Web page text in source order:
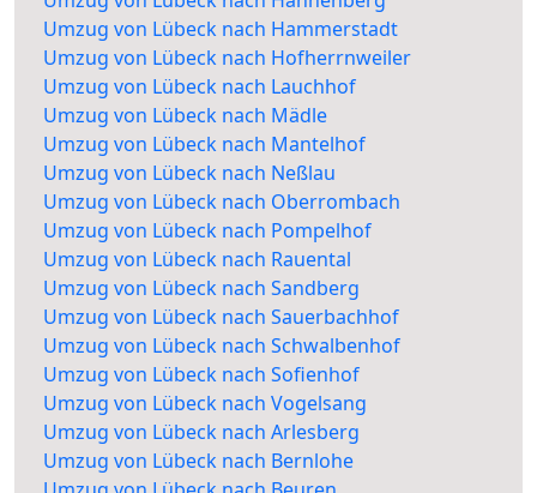
Umzug von Lübeck nach Hammerstadt
Umzug von Lübeck nach Hofherrnweiler
Umzug von Lübeck nach Lauchhof
Umzug von Lübeck nach Mädle
Umzug von Lübeck nach Mantelhof
Umzug von Lübeck nach Neßlau
Umzug von Lübeck nach Oberrombach
Umzug von Lübeck nach Pompelhof
Umzug von Lübeck nach Rauental
Umzug von Lübeck nach Sandberg
Umzug von Lübeck nach Sauerbachhof
Umzug von Lübeck nach Schwalbenhof
Umzug von Lübeck nach Sofienhof
Umzug von Lübeck nach Vogelsang
Umzug von Lübeck nach Arlesberg
Umzug von Lübeck nach Bernlohe